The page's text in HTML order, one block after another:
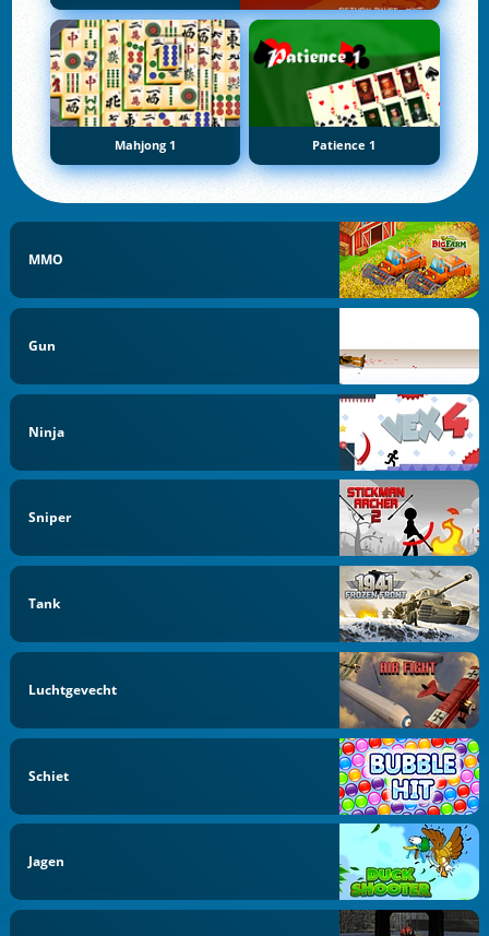
Mahjong 1 Patience 1
MMO
Gun
Ninja
Sniper
Tank
Luchtgevecht
Schiet
Jagen